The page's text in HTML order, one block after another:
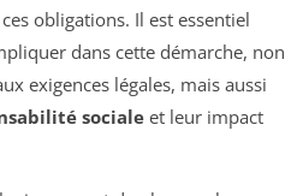
obligations. Il est essentiel
dans cette démarche, non
exigences légales, mais aussi
socialeet leur impact